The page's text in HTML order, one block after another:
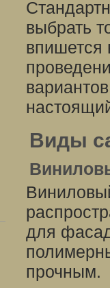
выбрать
впишется
Виды
для
прочным.